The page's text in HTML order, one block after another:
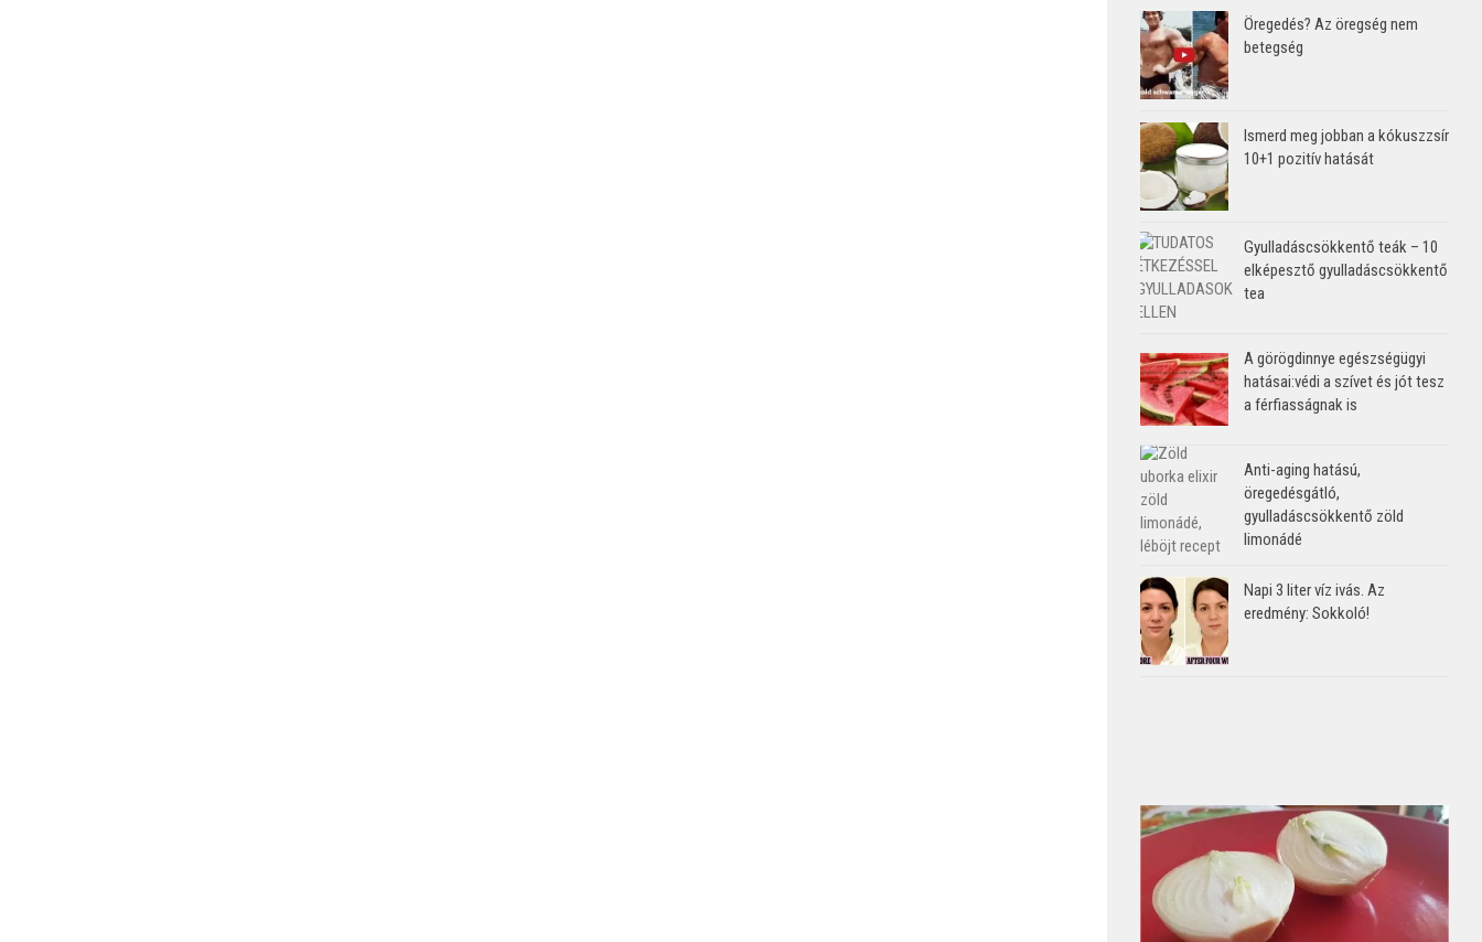
Öregedés? Az öregség nem
betegség
Ismerd meg jobban a kókuszzsír
10+1 pozitív hatását
Gyulladáscsökkentő teák – 10
elképesztő gyulladáscsökkentő
tea
A görögdinnye egészségügyi
hatásai:védi a szívet és jót tesz
a férfiasságnak is
Anti-aging hatású,
öregedésgátló,
gyulladáscsökkentő zöld
limonádé
Napi 3 liter víz ivás. Az
eredmény: Sokkoló!